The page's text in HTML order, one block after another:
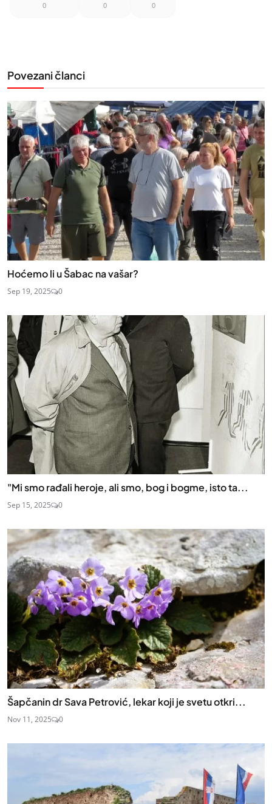
0 0 0
Povezani članci
Hoćemo li u Šabac na vašar?
Sep 19, 2025 0
"Mi smo rađali heroje, ali smo, bog i bogme, isto ta...
Sep 15, 2025 0
Šapčanin dr Sava Petrović, lekar koji je svetu otkri...
Nov 11, 2025 0